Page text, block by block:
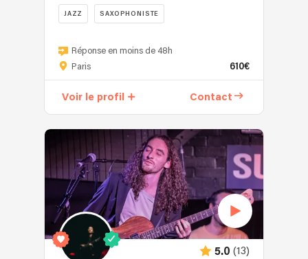
JAZZ SAXOPHONISTE
Réponse en moins de 48h
Paris
610€
Voir le profil Contact
5.0 (13)